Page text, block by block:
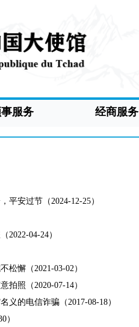
服务 经商服务
平安过节（2024-12-25）
2022-04-24）
松懈（2021-03-02）
拍照（2020-07-14）
义的电信诈骗（2017-08-18）
）